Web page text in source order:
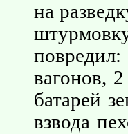
на
повредил:
вагонов,
батарей
взвода